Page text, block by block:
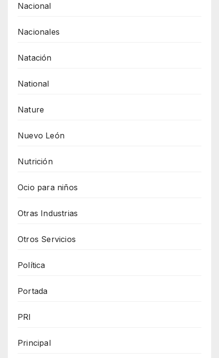
Nacional
Nacionales
Natación
National
Nature
Nuevo León
Nutrición
Ocio para niños
Otras Industrias
Otros Servicios
Política
Portada
PRI
Principal